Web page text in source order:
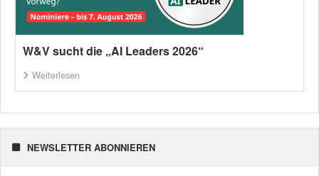
W&V sucht die „AI Leaders 2026“
Weiterlesen
NEWSLETTER ABONNIEREN